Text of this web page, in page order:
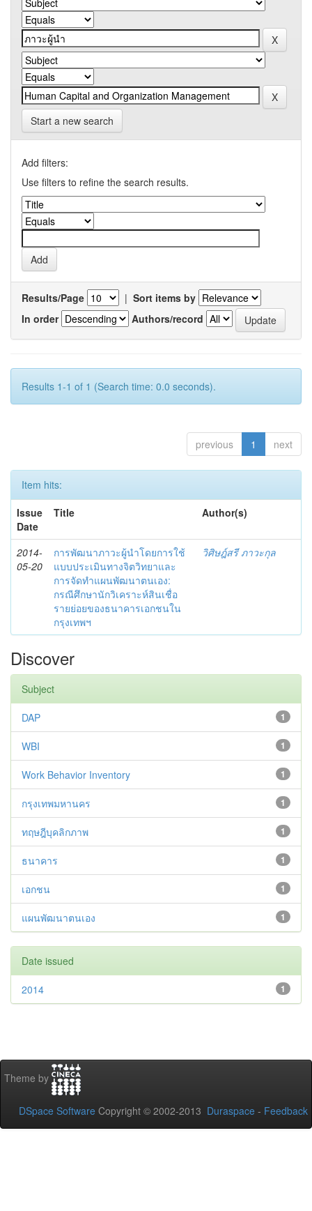
Start a new search
Add filters:
Use filters to refine the search results.
Results/Page | Sort items by
In order
Authors/record
Results 1-1 of 1 (Search time: 0.0 seconds).
previous 1 next
Item hits:
Issue
Date
Title Author(s)
2014-
05-20
การพัฒนาภาวะผู้นำโดยการใช้
แบบประเมินทางจิตวิทยาและ
การจัดทำแผนพัฒนาตนเอง:
กรณีศึกษานักวิเคราะห์สินเชื่อ
รายย่อยของธนาคารเอกชนใน
กรุงเทพฯ
วิศิษฎ์สรี ภาวะกุล
Discover
Subject
1
DAP
1
WBI
1
Work Behavior Inventory
1
กรุงเทพมหานคร
1
ทฤษฎีบุคลิกภาพ
1
ธนาคาร
1
เอกชน
1
แผนพัฒนาตนเอง
Date issued
1
2014
Theme by
DSpace Software Copyright © 2002-2013 Duraspace - Feedback